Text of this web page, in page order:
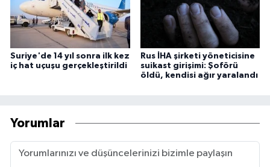
Suriye'de 14 yıl sonra ilk kez
iç hat uçuşu gerçekleştirildi
Rus İHA şirketi yöneticisine
suikast girişimi: Şoförü
öldü, kendisi ağır yaralandı
Yorumlar